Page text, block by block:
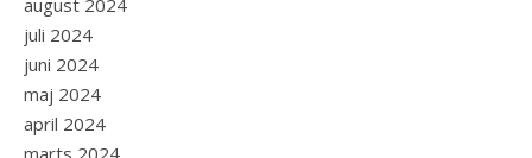
august 2024
juli 2024
juni 2024
maj 2024
april 2024
marts 2024